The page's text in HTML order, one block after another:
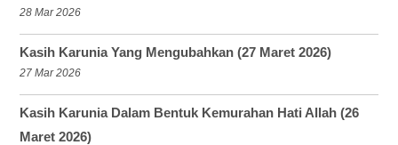
28 Mar 2026
Kasih Karunia Yang Mengubahkan (27 Maret 2026)
27 Mar 2026
Kasih Karunia Dalam Bentuk Kemurahan Hati Allah (26
Maret 2026)